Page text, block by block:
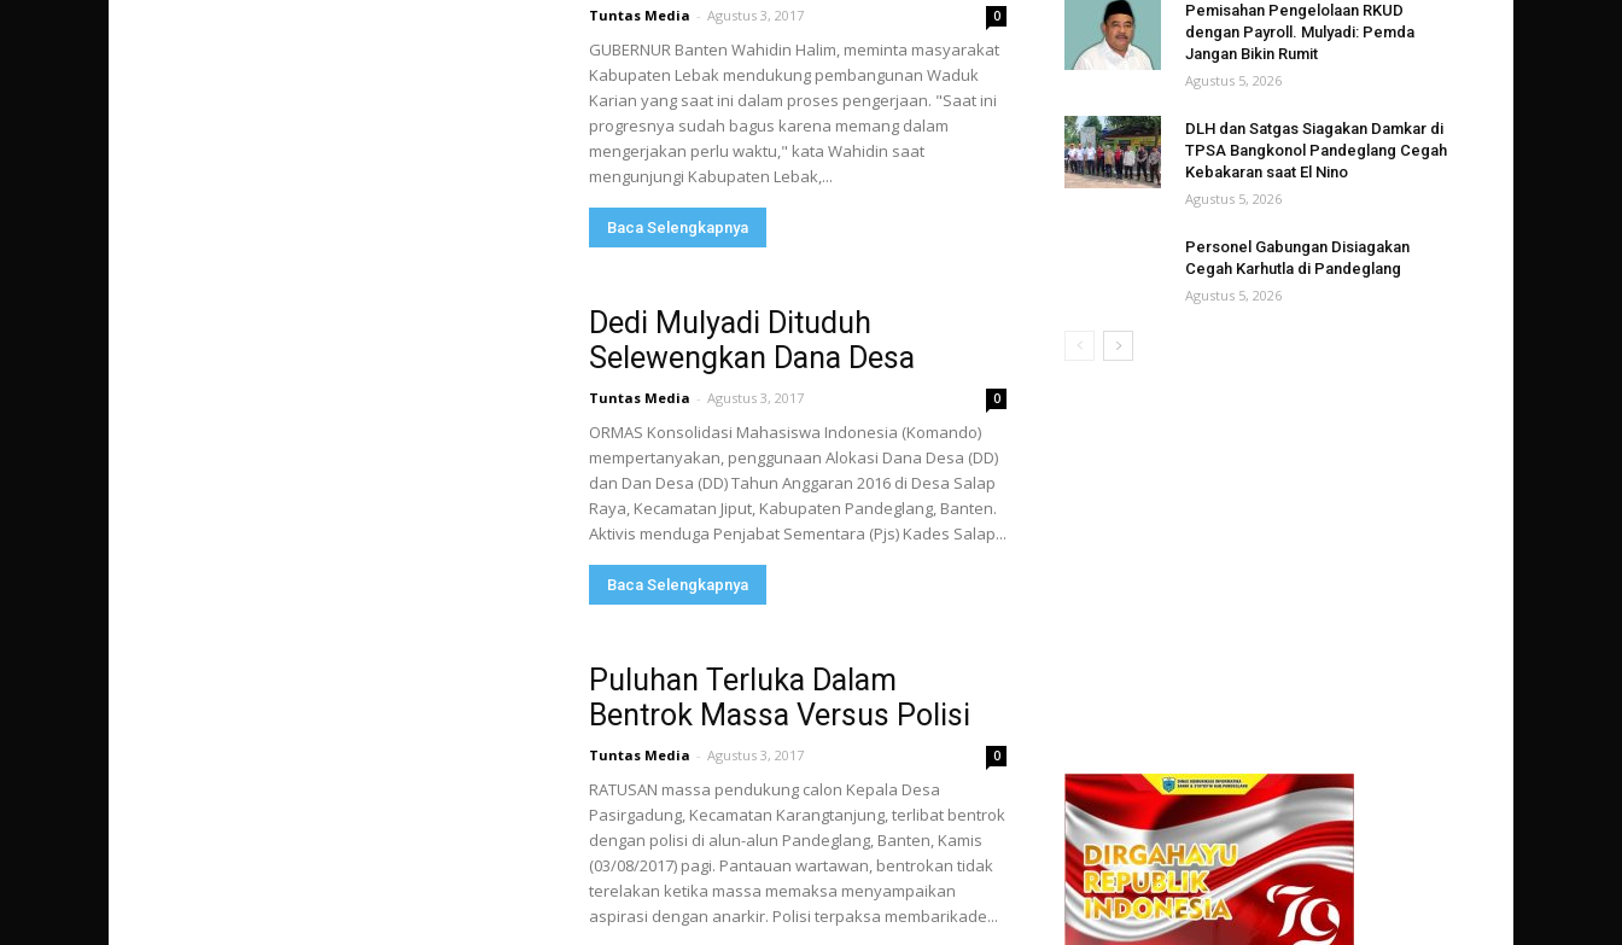
Tuntas Media - Agustus 3, 2017 0
GUBERNUR Banten Wahidin Halim, meminta masyarakat
Kabupaten Lebak mendukung pembangunan Waduk
Karian yang saat ini dalam proses pengerjaan. "Saat ini
progresnya sudah bagus karena memang dalam
mengerjakan perlu waktu," kata Wahidin saat
mengunjungi Kabupaten Lebak,...
Baca Selengkapnya
Dedi Mulyadi Dituduh
Selewengkan Dana Desa
Tuntas Media - Agustus 3, 2017 0
ORMAS Konsolidasi Mahasiswa Indonesia (Komando)
mempertanyakan, penggunaan Alokasi Dana Desa (DD)
dan Dan Desa (DD) Tahun Anggaran 2016 di Desa Salap
Raya, Kecamatan Jiput, Kabupaten Pandeglang, Banten.
Aktivis menduga Penjabat Sementara (Pjs) Kades Salap...
Baca Selengkapnya
Puluhan Terluka Dalam
Bentrok Massa Versus Polisi
Tuntas Media - Agustus 3, 2017 0
RATUSAN massa pendukung calon Kepala Desa
Pasirgadung, Kecamatan Karangtanjung, terlibat bentrok
dengan polisi di alun-alun Pandeglang, Banten, Kamis
(03/08/2017) pagi. Pantauan wartawan, bentrokan tidak
terelakan ketika massa memaksa menyampaikan
aspirasi dengan anarkir. Polisi terpaksa membarikade...
Pemisahan Pengelolaan RKUD
dengan Payroll. Mulyadi: Pemda
Jangan Bikin Rumit
Agustus 5, 2026
DLH dan Satgas Siagakan Damkar di
TPSA Bangkonol Pandeglang Cegah
Kebakaran saat El Nino
Agustus 5, 2026
Personel Gabungan Disiagakan
Cegah Karhutla di Pandeglang
Agustus 5, 2026